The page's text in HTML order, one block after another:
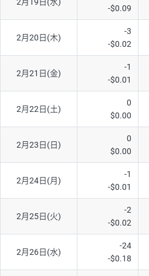
-$0.09
2月20日(木)
-3
-$0.02
2月21日(金)
-1
-$0.01
2月22日(土)
0
$0.00
2月23日(日)
0
$0.00
2月24日(月)
-1
-$0.01
2月25日(火)
-2
-$0.02
2月26日(水)
-24
-$0.18